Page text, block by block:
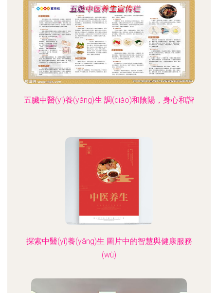
五臟中醫(yī)養(yǎng)生 調(diào)和陰陽，身心和諧
探索中醫(yī)養(yǎng)生 圖片中的智慧與健康服務
(wù)